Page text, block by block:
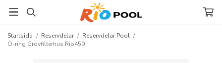
Startsida / Reservdelar / Reservdelar Pool /
O-ring Grovfilterhus Rio450